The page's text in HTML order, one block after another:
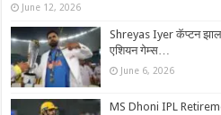
June 12, 2026
Shreyas Iyer कॅप्टन झाला!
एशियन गेम्स…
June 6, 2026
MS Dhoni IPL